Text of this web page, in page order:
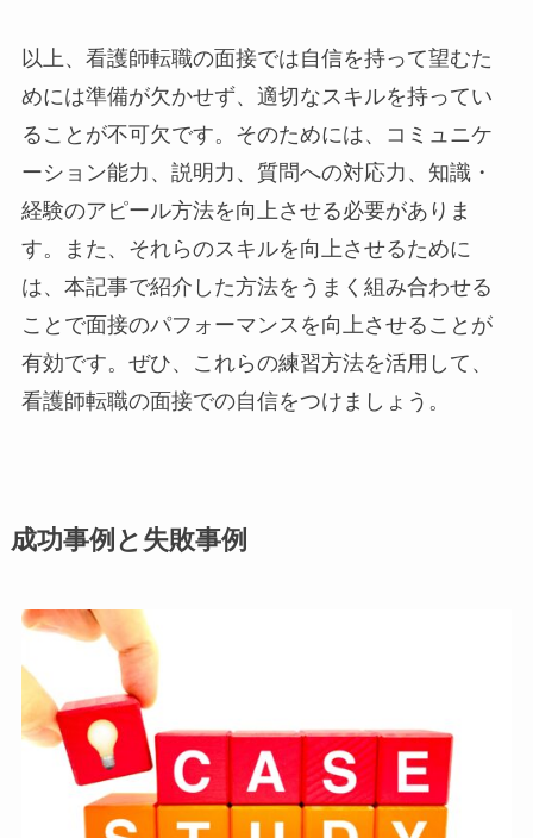
以上、看護師転職の面接では自信を持って望むた
めには準備が欠かせず、適切なスキルを持ってい
ることが不可欠です。そのためには、コミュニケ
ーション能力、説明力、質問への対応力、知識・
経験のアピール方法を向上させる必要がありま
す。また、それらのスキルを向上させるために
は、本記事で紹介した方法をうまく組み合わせる
ことで面接のパフォーマンスを向上させることが
有効です。ぜひ、これらの練習方法を活用して、
看護師転職の面接での自信をつけましょう。
成功事例と失敗事例